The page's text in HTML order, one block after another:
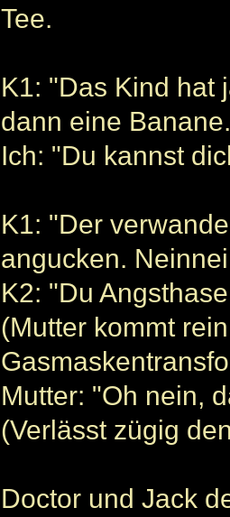
Tee.
K1: "Das Kind hat
dann eine
Ich: "Du kannst
K1: "Der
angucken.
K2: "Du
(Mutter kommt
Mutter: "Oh nein,
(Verlässt zügig
Doctor und Jack